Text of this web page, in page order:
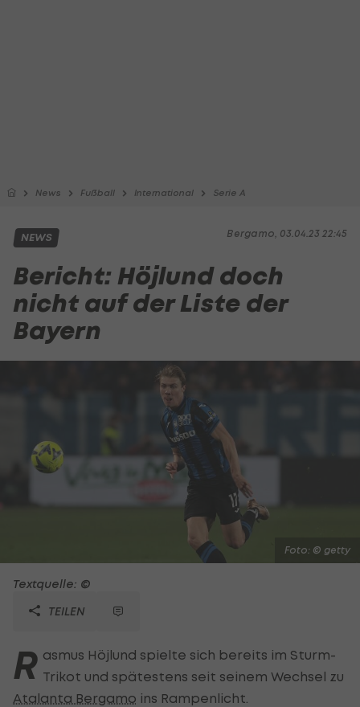
News Fußball International Serie A
Bergamo, 03.04.23 22:45
NEWS
Bericht: Höjlund doch
nicht auf der Liste der
Bayern
Foto: © getty
Textquelle: ©
TEILEN
R asmus Höjlund spielte sich bereits im Sturm-
Trikot und spätestens seit seinem Wechsel zu
Atalanta Bergamo ins Rampenlicht.